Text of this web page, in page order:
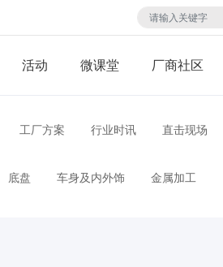
活动 微课堂 厂商社区
工厂方案 行业时讯 直击现场
底盘 车身及内外饰 金属加工